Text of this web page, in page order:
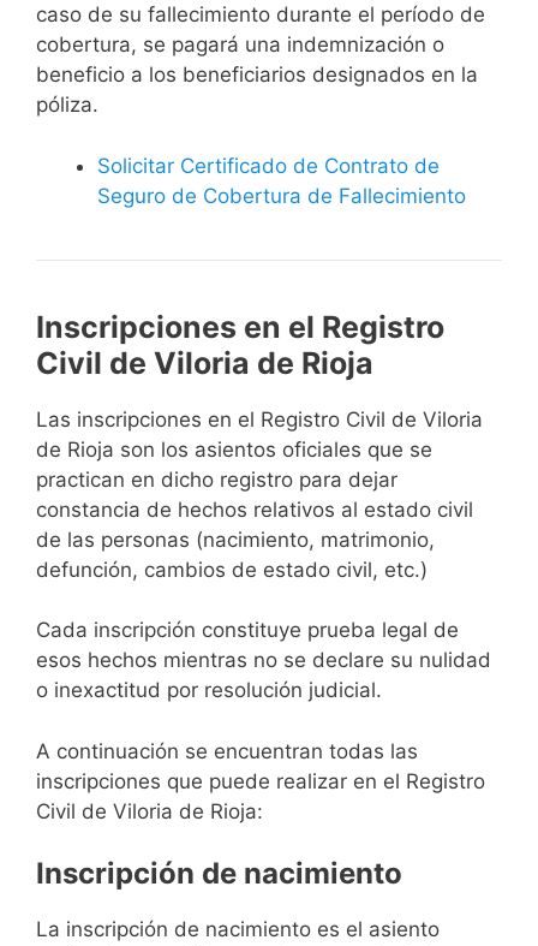
caso de su fallecimiento durante el período de
cobertura, se pagará una indemnización o
beneficio a los beneficiarios designados en la
póliza.
Solicitar Certificado de Contrato de
Seguro de Cobertura de Fallecimiento
Inscripciones en el Registro
Civil de Viloria de Rioja
Las inscripciones en el Registro Civil de Viloria
de Rioja son los asientos oficiales que se
practican en dicho registro para dejar
constancia de hechos relativos al estado civil
de las personas (nacimiento, matrimonio,
defunción, cambios de estado civil, etc.)
Cada inscripción constituye prueba legal de
esos hechos mientras no se declare su nulidad
o inexactitud por resolución judicial.
A continuación se encuentran todas las
inscripciones que puede realizar en el Registro
Civil de Viloria de Rioja:
Inscripción de nacimiento
La inscripción de nacimiento es el asiento